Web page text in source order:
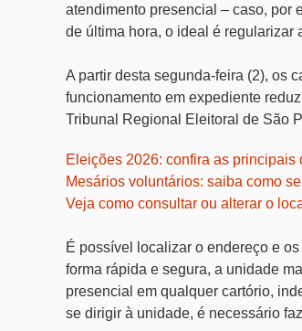
atendimento presencial – caso, por
de última hora, o ideal é regularizar
A partir desta segunda-feira (2), os
funcionamento em expediente
Tribunal Regional Eleitoral de São
Eleições 2026: confira as principais
Mesários voluntários: saiba como
Veja como consultar ou alterar o
É possível localizar o endereço e
forma rápida e segura, a unidade
presencial em qualquer cartório,
se dirigir à unidade, é necessário